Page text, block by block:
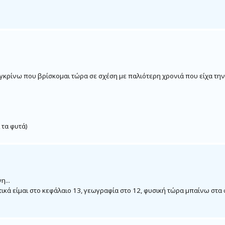
που βρίσκομαι τώρα σε σχέση με παλιότερη χρονιά που είχα την
φυτά)
είμαι στο κεφάλαιο 13, γεωγραφία στο 12, φυσική τώρα μπαίνω στα